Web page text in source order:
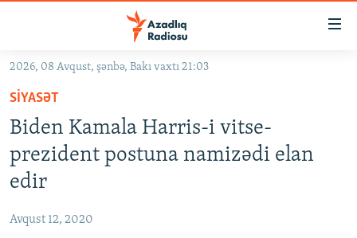
Əsas
qayıt
Əsas
naviqasiyaya
qayıt
Axtarışa
GÜNDƏM
#İZAHLA
KORRUPSIOMETR
#ƏSLINDƏ
QANUNI DOĞRU
2026, 08 Avqust, şənbə, Bakı vaxtı 21:03
SIYASƏT
Biden Kamala Harris-i vitse-
prezident postuna namizədi elan
edir
Avqust 12, 2020